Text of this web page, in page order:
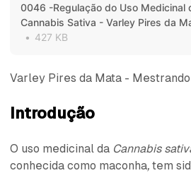
0046 -Regulação do Uso Medicinal
Cannabis Sativa - Varley Pires da
427 KB
Varley Pires da Mata -
Introdução
O uso medicinal da Cannabis
conhecida como maconha, tem